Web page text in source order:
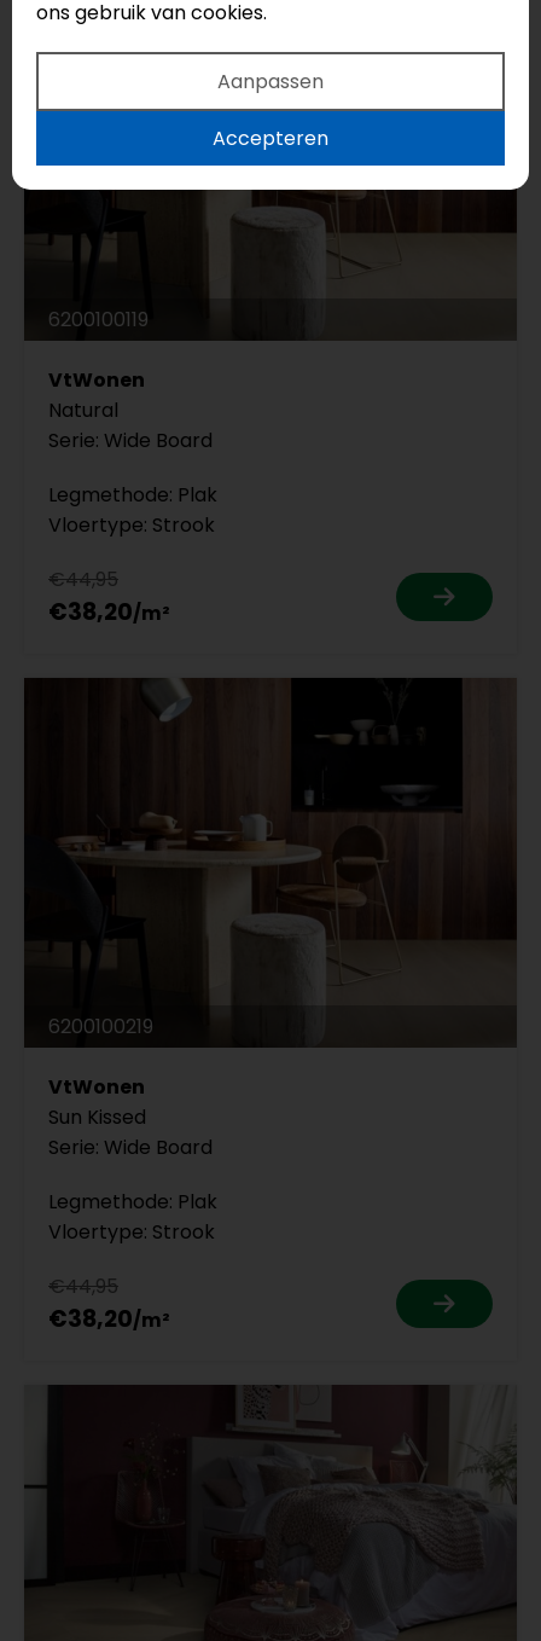
6200100119
VtWonen
Natural
Serie: Wide Board
Legmethode: Plak
Vloertype: Strook
€44,95
€38,20
6200100219
VtWonen
Sun Kissed
Serie: Wide Board
Legmethode: Plak
Vloertype: Strook
€44,95
€38,20
ons gebruik van cookies.
Aanpassen
Accepteren